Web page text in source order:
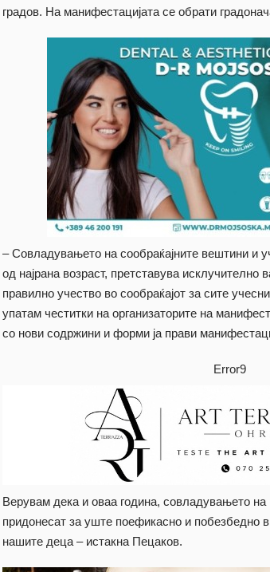
градов. На манифестацијата се обрати
– Совладувањето на сообраќајните вештини и
од најрана возраст, претставува исклучително
правилно учество во сообраќајот за сите
упатам честитки на организаторите на
со нови содржини и форми ја прави
Error9
Верувам дека и оваа година, совладувањето
придонесат за уште поефикасно и побезбедно
нашите деца – истакна Пецаков.